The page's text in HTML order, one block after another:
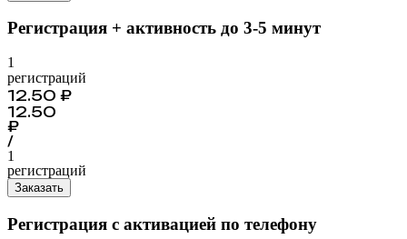
Регистрация + активность до 3-5 минут
1
регистраций
12.50 ₽
12.50
₽
/
1
регистраций
Заказать
Регистрация с активацией по телефону